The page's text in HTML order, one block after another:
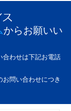
からお願いい
合わせは下記お電話
問い合わせにつき